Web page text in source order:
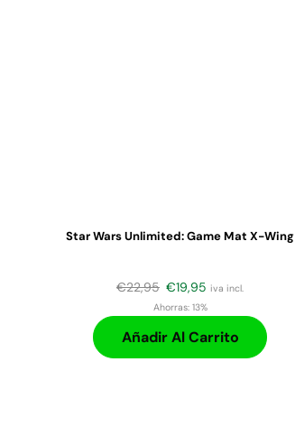
Star Wars Unlimited: Game Mat X-Wing
€22,95 €19,95 iva incl.
Ahorras:13%
Añadir Al Carrito